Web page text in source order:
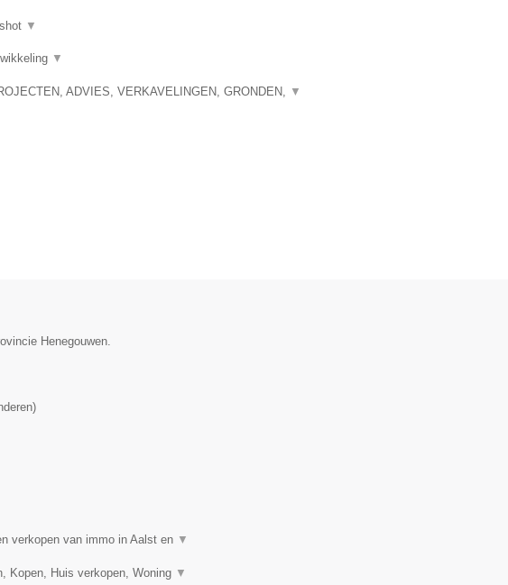
▼
▼
ADVIES, VERKAVELINGEN, GRONDEN, ▼
Henegouwen.
)
verkopen van immo in Aalst en ▼
Kopen, Huis verkopen, Woning ▼